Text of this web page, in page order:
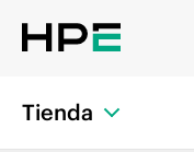
Tienda